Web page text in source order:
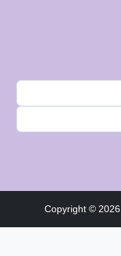
Copyright ©